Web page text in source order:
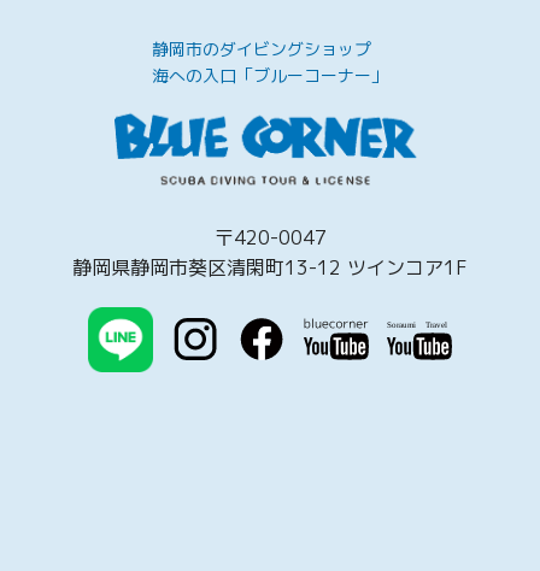
静岡市のダイビングショップ
海への入口「ブルーコーナー」
〒420-0047
静岡県静岡市葵区清閑町13-12 ツインコア1F